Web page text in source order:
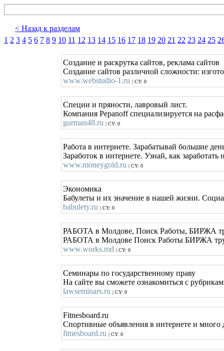
< Назад к разделам
1 2 3 4 5 6 7 8 9 10 11 12 13 14 15 16 17 18 19 20 21 22 23 24 25
Создание и раскрутка сайтов, реклама сайтов
Создание сайтов различной сложности:
www.webstudio-1.ru | CY: 0
Специи и пряности, лавровый лист.
Компания Pepanoff специализируется на
gurman48.ru | CY: 0
Работа в интернете. Зарабатывай большие
Заработок в интернете. Узнай, как
www.moneygold.ru | CY: 0
Экономика
Бабулеты и их значение в нашей жизни.
babulety.ru | CY: 0
РАБОТА в Молдове, Поиск Работы, БИРЖА
РАБОТА в Молдове Поиск Работы БИРЖА
www.works.md | CY: 0
Семинары по государственному праву
На сайте вы сможете ознакомиться с
lawseminars.ru | CY: 0
Fitnesboard.ru
Спортивные объявления в интернете и
fitnesboard.ru | CY: 0